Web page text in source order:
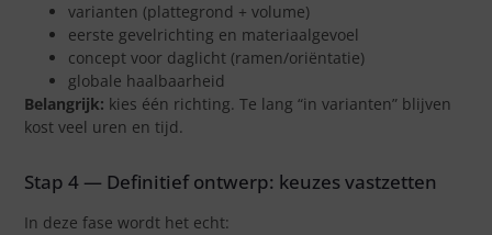
varianten (plattegrond + volume)
eerste gevelrichting en materiaalgevoel
concept voor daglicht (ramen/oriëntatie)
globale haalbaarheid
Belangrijk: kies één richting. Te lang “in varianten” blijven
kost veel uren en tijd.
Stap 4 — Definitief ontwerp: keuzes vastzetten
In deze fase wordt het echt: